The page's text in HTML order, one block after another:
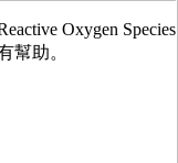
Oxygen Species
幫助。